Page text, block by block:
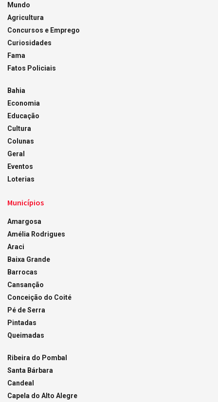
Mundo
Agricultura
Concursos e Emprego
Curiosidades
Fama
Fatos Policiais
Bahia
Economia
Educação
Cultura
Colunas
Geral
Eventos
Loterias
Municípios
Amargosa
Amélia Rodrigues
Araci
Baixa Grande
Barrocas
Cansanção
Conceição do Coité
Pé de Serra
Pintadas
Queimadas
Ribeira do Pombal
Santa Bárbara
Candeal
Capela do Alto Alegre